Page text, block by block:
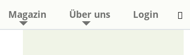
Magazin Über uns Login